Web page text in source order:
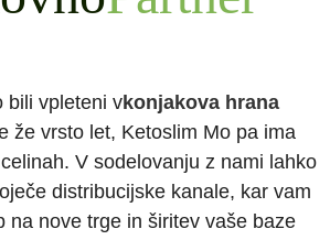
bili vpleteni vkonjakova hrana
že vrsto let, Ketoslim Mo pa ima
V sodelovanju z nami lahko
distribucijske kanale, kar vam
na nove trge in širitev vaše baze